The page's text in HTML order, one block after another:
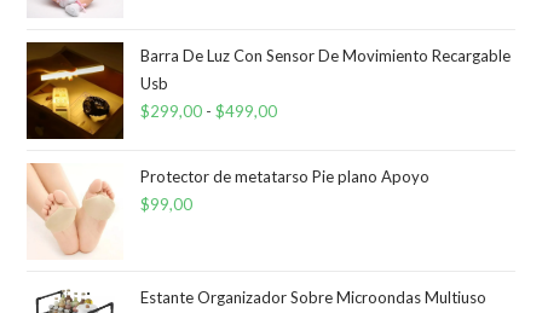
Barra De Luz Con Sensor De Movimiento Recargable
Usb
$299,00 - $499,00Rango
precios:
$499,00
Protector de metatarso Pie plano Apoyo
$99,00
Estante Organizador Sobre Microondas Multiuso